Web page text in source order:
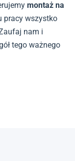
montaż na
pracy wszystko
nam i
tego ważnego